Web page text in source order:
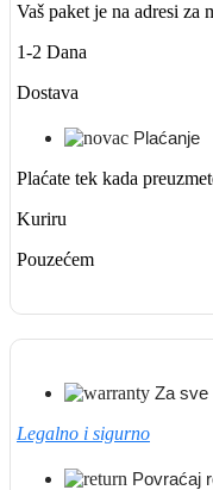
Vaš paket je na adresi za
1-2 Dana
Dostava
Plaćanje
Plaćate tek kada
Kuriru
Pouzećem
Za sve
Legalno i sigurno
Povraćaj